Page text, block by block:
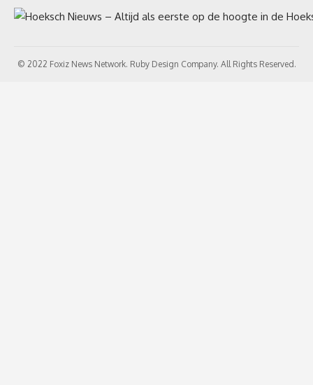
© 2022 Foxiz News Network. Ruby Design Company. All Rights Reserved.